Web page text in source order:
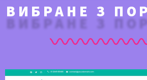
ВИБРАНЕ З